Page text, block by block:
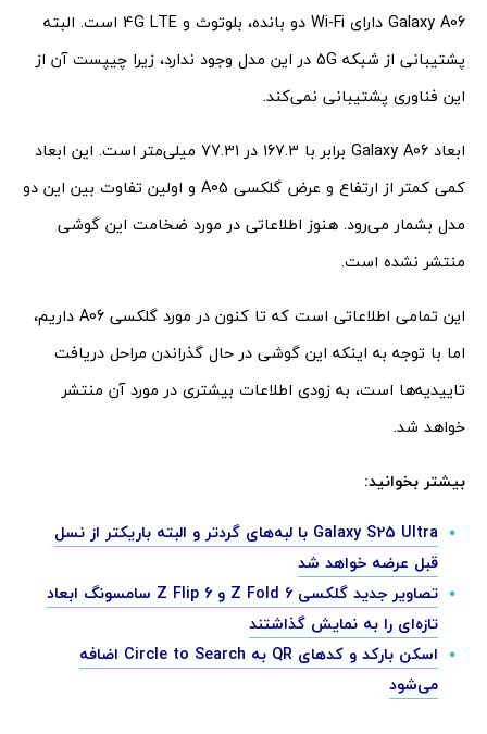
Galaxy A06 دارای Wi-Fi دو بانده، بلوتوث و 4G LTE است. البته
پشتیبانی از شبکه 5G در این مدل وجود ندارد، زیرا چیپست آن از
این فناوری پشتیبانی نمی‌کند.
ابعاد Galaxy A06 برابر با 167.3 در 77.31 میلی‌متر است. این ابعاد
کمی کمتر از ارتفاع و عرض گلکسی A05 و اولین تفاوت بین این دو
مدل بشمار می‌رود. هنوز اطلاعاتی در مورد ضخامت این گوشی
منتشر نشده است.
این تمامی اطلاعاتی است که تا کنون در مورد گلکسی A06 داریم،
اما با توجه به اینکه این گوشی در حال گذراندن مراحل دریافت
تاییدیه‌ها است، به زودی اطلاعات بیشتری در مورد آن منتشر
خواهد شد.
بیشتر بخوانید:
Galaxy S25 Ultra با لبه‌های گرد‌تر و البته باریکتر از نسل
قبل عرضه خواهد شد
تصاویر جدید گلکسی Z Fold 6 و Z Flip 6 سامسونگ ابعاد
تازه‌ای را به نمایش گذاشتند
اسکن بارکد و کدهای QR به Circle to Search اضافه
می‌شود